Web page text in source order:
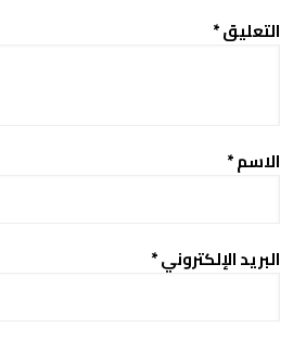
التعليق*
الاسم*
البريد الإلكتروني*